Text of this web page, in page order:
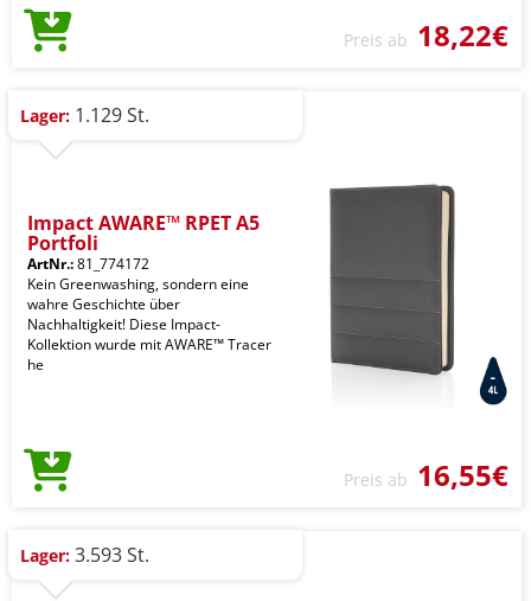
Preis ab 18,22€
Lager: 1.129 St.
Impact AWARE™ RPET A5
Portfoli
ArtNr.:81_774172
Kein Greenwashing, sondern eine
wahre Geschichte über
Nachhaltigkeit! Diese Impact-
Kollektion wurde mit AWARE™ Tracer
he
Preis ab 16,55€
Lager: 3.593 St.